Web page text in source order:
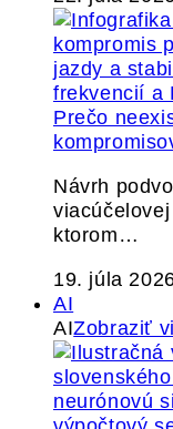
Prečo
Návrh
ktorom…
19. júla
AI
AIZobraziť